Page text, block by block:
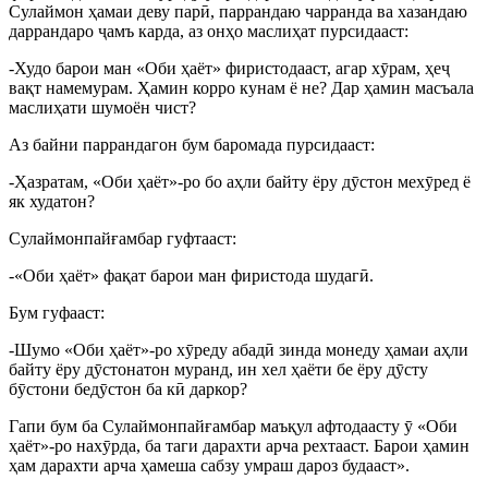
Сулаймон ҳамаи деву парӣ, паррандаю чарранда ва хазандаю
даррандаро ҷамъ карда, аз онҳо маслиҳат пурсидааст:
-Худо барои ман «Оби ҳаёт» фиристодааст, агар хӯрам, ҳеҷ
вақт намемурам. Ҳамин корро кунам ё не? Дар ҳамин масъала
маслиҳати шумоён чист?
Аз байни паррандагон бум баромада пурсидааст:
-Ҳазратам, «Оби ҳаёт»-ро бо аҳли байту ёру дӯстон мехӯред ё
як худатон?
Сулаймонпайғамбар гуфтааст:
-«Оби ҳаёт» фақат барои ман фиристода шудагӣ.
Бум гуфааст:
-Шумо «Оби ҳаёт»-ро хӯреду абадӣ зинда монеду ҳамаи аҳли
байту ёру дӯстонатон муранд, ин хел ҳаёти бе ёру дӯсту
бӯстони бедӯстон ба кӣ даркор?
Гапи бум ба Сулаймонпайғамбар маъқул афтодаасту ӯ «Оби
ҳаёт»-ро нахӯрда, ба таги дарахти арча рехтааст. Барои ҳамин
ҳам дарахти арча ҳамеша сабзу умраш дароз будааст».